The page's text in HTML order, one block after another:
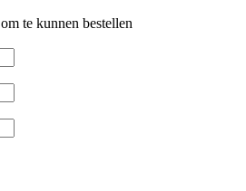
om te kunnen bestellen